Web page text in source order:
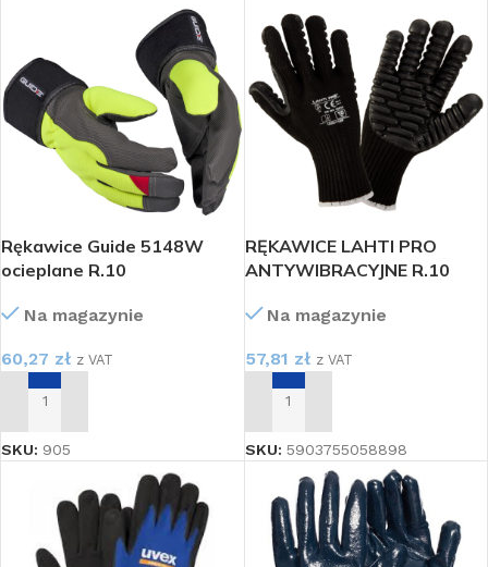
Rękawice Guide 5148W
ocieplane R.10
Na magazynie
60,27 zł z VAT
DODAJ DO KOSZYKA
SKU: 905
RĘKAWICE LAHTI PRO
ANTYWIBRACYJNE R.10
Na magazynie
57,81 zł z VAT
DODAJ DO KOSZYKA
SKU: 5903755058898